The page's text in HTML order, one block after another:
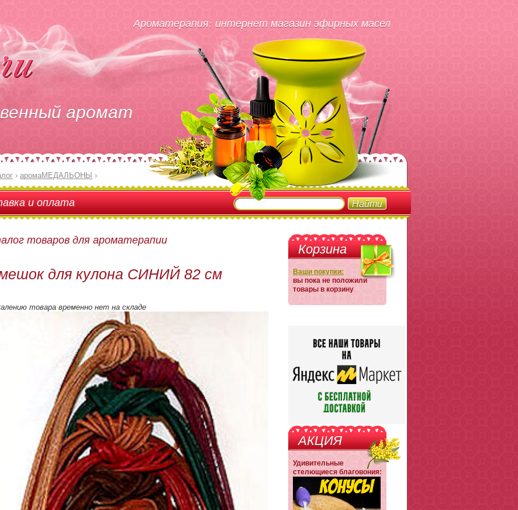
аромат
Ароматерапия: интернет магазин эфирных масел
› аромаМЕДАЛЬОНЫ ›
и оплата
товаров для ароматерапии
для кулона СИНИЙ 82 см
товара временно нет на складе
Корзина
Ваши покупки:
вы пока не положили
товары в корзину
АКЦИЯ
Удивительные
стелющиеся благовония: